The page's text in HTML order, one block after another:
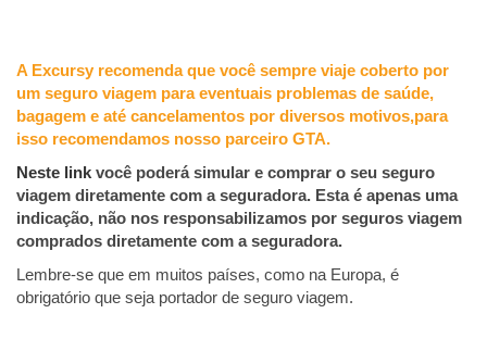
A Excursy recomenda que você sempre viaje coberto por
um seguro viagem para eventuais problemas de saúde,
bagagem e até cancelamentos por diversos motivos,para
isso recomendamos nosso parceiro GTA.
Neste link você poderá simular e comprar o seu seguro
viagem diretamente com a seguradora. Esta é apenas uma
indicação, não nos responsabilizamos por seguros viagem
comprados diretamente com a seguradora.
Lembre-se que em muitos países, como na Europa, é
obrigatório que seja portador de seguro viagem.